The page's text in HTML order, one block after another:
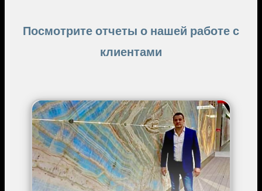
Посмотрите отчеты о нашей работе с
клиентами
Image